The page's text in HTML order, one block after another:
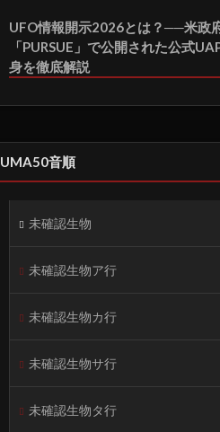
UFO情報開示2026とは？──米政
「PURSUE」で公開された公式
身を徹底解説
UMA50音順
未確認生物
未確認生物ア行
未確認生物カ行
未確認生物サ行
未確認生物タ行